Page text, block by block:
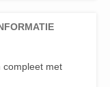
compleet met